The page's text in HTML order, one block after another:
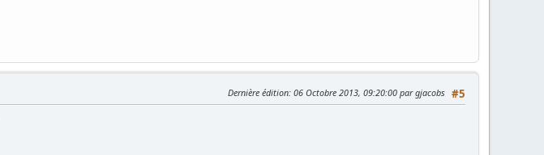
#5
Dernière édition: 06 Octobre 2013, 09:20:00 par gjacobs